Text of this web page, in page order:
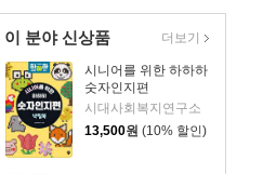
이 분야 신상품
시니어를 위한 하하하
숫자인지편
시대사회복지연구소
13,500원 (10% 할인)
더보기